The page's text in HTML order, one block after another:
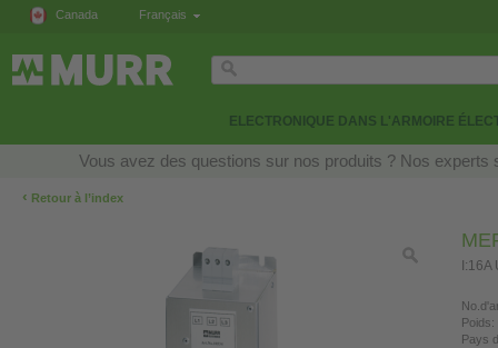
Canada Français
ELECTRONIQUE DANS L'ARMOIRE
Vous avez des questions sur nos produits ? Nos
‹ Retour à l’index
Poids:
Pays